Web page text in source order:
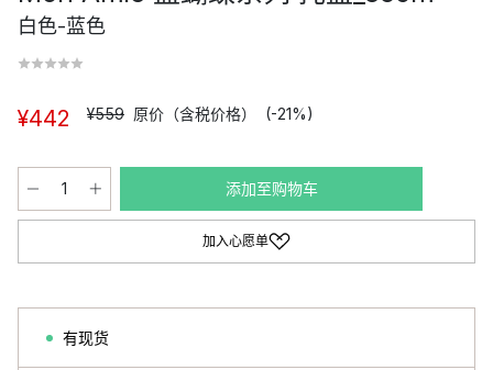
白色-蓝色
¥442 ¥559 原价（含税价格） (-21%)
添加至购物车
加入心愿单
有现货